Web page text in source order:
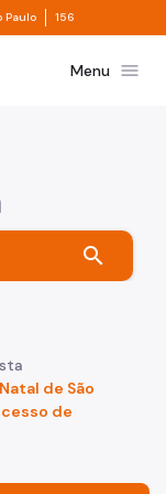
à informação
Paulo Divisor de
156
Menu menu
search
de São
de